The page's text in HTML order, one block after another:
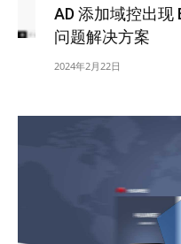
AD 添加域控出现
问题解决方案
2024年2月22日